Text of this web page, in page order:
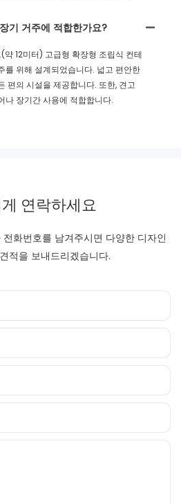
기 거주에 적합한가요?
12미터) 고급형 확장형 조립식 컨테
를 위해 설계되었습니다. 넓고 편안한
편의 시설을 제공합니다. 또한, 견고
나 장기간 사용에 적합합니다.
연락하세요
화번호를 남겨주시면 다양한 디자인
적을 보내드리겠습니다.